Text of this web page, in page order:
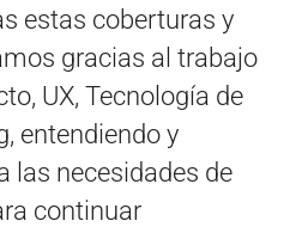
estas coberturas y
gracias al trabajo
UX, Tecnología de
entendiendo y
las necesidades de
continuar